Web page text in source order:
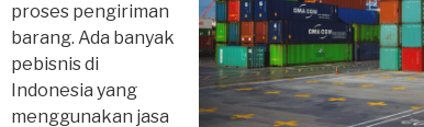
proses pengiriman
barang. Ada banyak
pebisnis di
Indonesia yang
menggunakan jasa